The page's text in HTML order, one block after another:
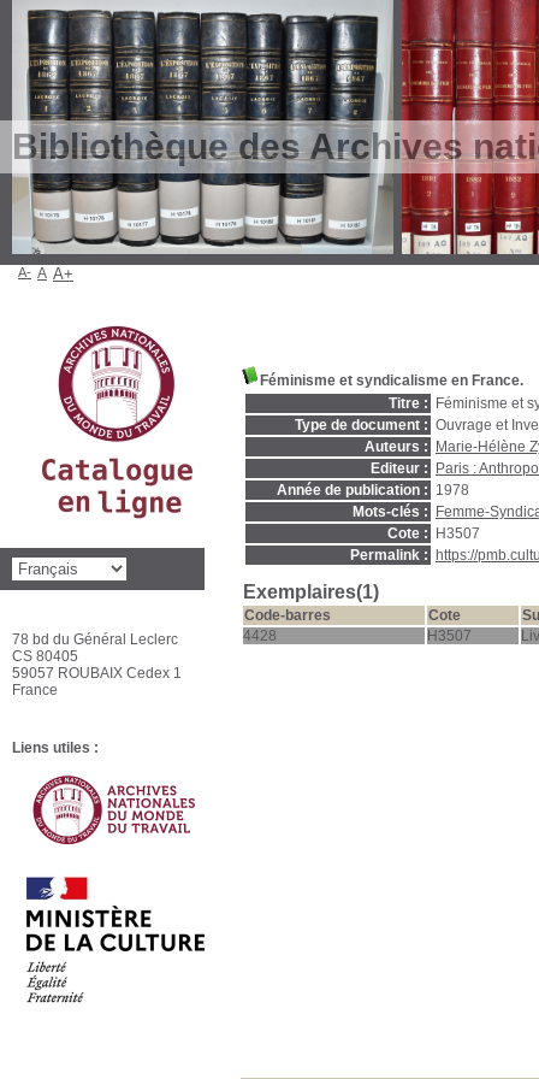
Bibliothèque des Archives
Féminisme et syndicalisme en France.
Titre :
Féminisme et
Type de document : Ouvrage et
Auteurs :
Marie-Hélène
Editeur :
Paris :
Année de publication : 1978
Mots-clés :
Femme-
Cote :
H3507
Permalink :
https://
Exemplaires(1)
Code-barres Cote
4428
H3507
A- A A+
78 bd du Général Leclerc
CS 80405
59057 ROUBAIX Cedex 1
France
Liens utiles :